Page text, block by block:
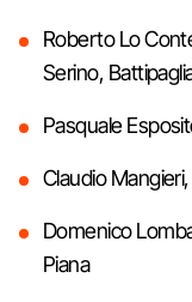
Roberto Lo
Serino,
Pasquale
Claudio
Domenico
Piana